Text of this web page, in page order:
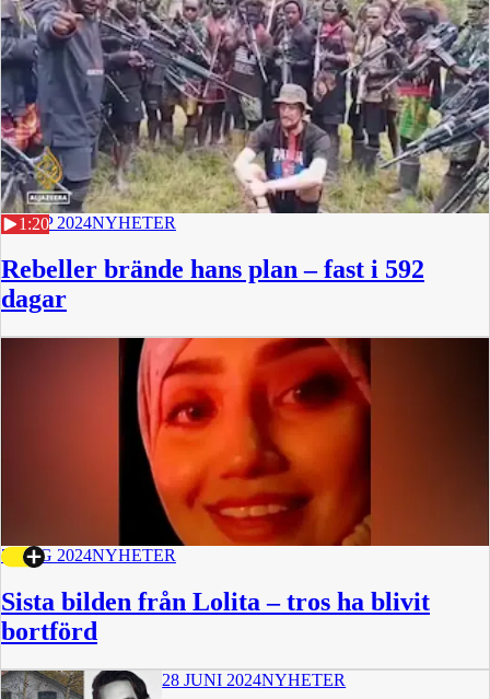
1:20
22 SEP 2024NYHETER
Rebeller brände hans plan – fast i 592
dagar
7 AUG 2024NYHETER
Sista bilden från Lolita – tros ha blivit
bortförd
28 JUNI 2024NYHETER